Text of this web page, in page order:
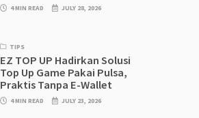
4 MIN READ JULY 28, 2026
TIPS
EZ TOP UP Hadirkan Solusi
Top Up Game Pakai Pulsa,
Praktis Tanpa E-Wallet
4 MIN READ JULY 23, 2026